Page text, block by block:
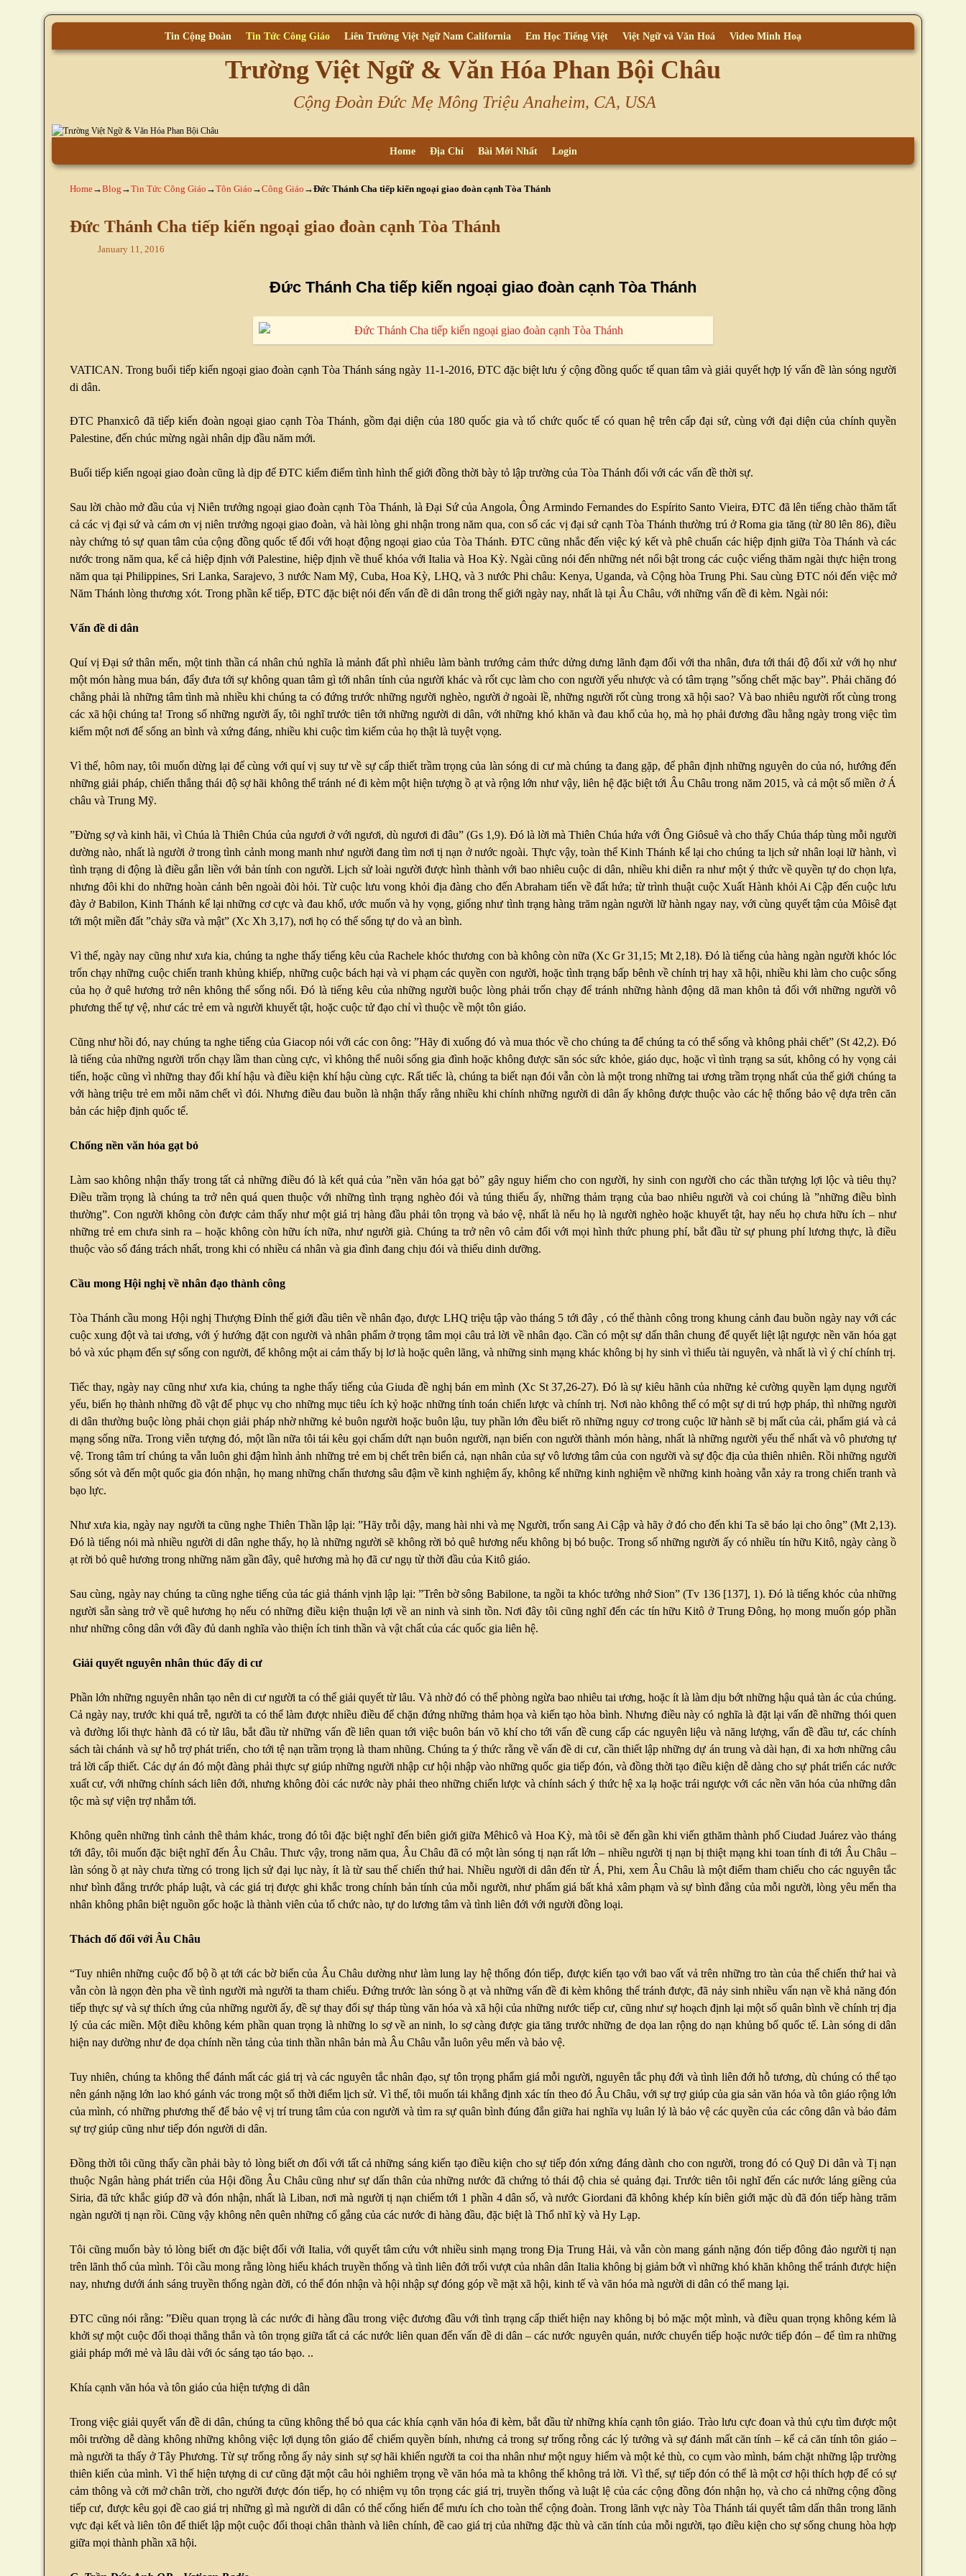
Tin Cộng Đoàn Tin Tức Công Giáo Liên Trường Việt Ngữ Nam California Em Học Tiếng Việt Việt Ngữ và Văn Hoá Video Minh Hoạ
Trường Việt Ngữ & Văn Hóa Phan Bội Châu
Cộng Đoàn Đức Mẹ Mông Triệu Anaheim, CA, USA
Home Địa Chỉ Bài Mới Nhất Login
Home→Blog →Tin Tức Công Giáo →Tôn Giáo →Công Giáo →Đức Thánh Cha tiếp kiến ngoại giao đoàn cạnh Tòa Thánh
Đức Thánh Cha tiếp kiến ngoại giao đoàn cạnh Tòa Thánh
January 11, 2016
Đức Thánh Cha tiếp kiến ngoại giao đoàn cạnh Tòa Thánh
VATICAN. Trong buổi tiếp kiến ngoại giao đoàn cạnh Tòa Thánh sáng ngày 11-1-2016, ĐTC đặc biệt lưu ý cộng đồng quốc tế quan tâm và giải quyết hợp lý vấn đề làn sóng người
di dân.
ĐTC Phanxicô đã tiếp kiến đoàn ngoại giao cạnh Tòa Thánh, gồm đại diện của 180 quốc gia và tổ chức quốc tế có quan hệ trên cấp đại sứ, cùng với đại diện của chính quyền
Palestine, đến chúc mừng ngài nhân dịp đầu năm mới.
Buổi tiếp kiến ngoại giao đoàn cũng là dịp để ĐTC kiểm điểm tình hình thế giới đồng thời bày tỏ lập trường của Tòa Thánh đối với các vấn đề thời sự.
Sau lời chào mở đầu của vị Niên trưởng ngoại giao đoàn cạnh Tòa Thánh, là Đại Sứ của Angola, Ông Armindo Fernandes do Espírito Santo Vieira, ĐTC đã lên tiếng chào thăm tất
cả các vị đại sứ và cám ơn vị niên trưởng ngoại giao đoàn, và hài lòng ghi nhận trong năm qua, con số các vị đại sứ cạnh Tòa Thánh thường trú ở Roma gia tăng (từ 80 lên 86), điều
này chứng tỏ sự quan tâm của cộng đồng quốc tế đối với hoạt động ngoại giao của Tòa Thánh. ĐTC cũng nhắc đến việc ký kết và phê chuẩn các hiệp định giữa Tòa Thánh và các
nước trong năm qua, kể cả hiệp định với Palestine, hiệp định về thuế khóa với Italia và Hoa Kỳ. Ngài cũng nói đến những nét nổi bật trong các cuộc viếng thăm ngài thực hiện trong
năm qua tại Philippines, Sri Lanka, Sarajevo, 3 nước Nam Mỹ, Cuba, Hoa Kỳ, LHQ, và 3 nước Phi châu: Kenya, Uganda, và Cộng hòa Trung Phi. Sau cùng ĐTC nói đến việc mở
Năm Thánh lòng thương xót. Trong phần kế tiếp, ĐTC đặc biệt nói đến vấn đề di dân trong thế giới ngày nay, nhất là tại Âu Châu, với những vấn đề đi kèm. Ngài nói:
Vấn đề di dân
Quí vị Đại sứ thân mến, một tinh thần cá nhân chủ nghĩa là mảnh đất phì nhiêu làm bành trướng cảm thức dửng dưng lãnh đạm đối với tha nhân, đưa tới thái độ đối xử với họ như
một món hàng mua bán, đẩy đưa tới sự không quan tâm gì tới nhân tính của người khác và rốt cục làm cho con người yếu nhược và có tâm trạng ”sống chết mặc bay”. Phải chăng đó
chẳng phải là những tâm tình mà nhiều khi chúng ta có đứng trước những người nghèo, người ở ngoài lề, những người rốt cùng trong xã hội sao? Và bao nhiêu người rốt cùng trong
các xã hội chúng ta! Trong số những người ấy, tôi nghĩ trước tiên tới những người di dân, với những khó khăn và đau khổ của họ, mà họ phải đương đầu hằng ngày trong việc tìm
kiếm một nơi để sống an bình và xứng đáng, nhiều khi cuộc tìm kiếm của họ thật là tuyệt vọng.
Vì thế, hôm nay, tôi muốn dừng lại để cùng với quí vị suy tư về sự cấp thiết trầm trọng của làn sóng di cư mà chúng ta đang gặp, để phân định những nguyên do của nó, hướng đến
những giải pháp, chiến thắng thái độ sợ hãi không thể tránh né đi kèm một hiện tượng ồ ạt và rộng lớn như vậy, liên hệ đặc biệt tới Âu Châu trong năm 2015, và cả một số miền ở Á
châu và Trung Mỹ.
”Đừng sợ và kinh hãi, vì Chúa là Thiên Chúa của ngươi ở với ngươi, dù ngươi đi đâu” (Gs 1,9). Đó là lời mà Thiên Chúa hứa với Ông Giôsuê và cho thấy Chúa tháp tùng mỗi người
dường nào, nhất là người ở trong tình cảnh mong manh như người đang tìm nơi tị nạn ở nước ngoài. Thực vậy, toàn thể Kinh Thánh kể lại cho chúng ta lịch sử nhân loại lữ hành, vì
tình trạng di động là điều gắn liền với bản tính con người. Lịch sử loài người được hình thành với bao nhiêu cuộc di dân, nhiều khi diễn ra như một ý thức về quyền tự do chọn lựa,
nhưng đôi khi do những hoàn cảnh bên ngoài đòi hỏi. Từ cuộc lưu vong khỏi địa đàng cho đến Abraham tiến về đất hứa; từ trình thuật cuộc Xuất Hành khỏi Ai Cập đến cuộc lưu
đày ở Babilon, Kinh Thánh kể lại những cơ cực và đau khổ, ước muốn và hy vọng, giống như tình trạng hàng trăm ngàn người lữ hành ngay nay, với cùng quyết tậm của Môisê đạt
tới một miền đất ”chảy sữa và mật” (Xc Xh 3,17), nơi họ có thể sống tự do và an bình.
Vì thế, ngày nay cũng như xưa kia, chúng ta nghe thấy tiếng kêu của Rachele khóc thương con bà không còn nữa (Xc Gr 31,15; Mt 2,18). Đó là tiếng của hàng ngàn người khóc lóc
trốn chạy những cuộc chiến tranh khủng khiếp, những cuộc bách hại và vi phạm các quyền con người, hoặc tình trạng bấp bênh về chính trị hay xã hội, nhiều khi làm cho cuộc sống
của họ ở quê hương trở nên không thể sống nổi. Đó là tiếng kêu của những người buộc lòng phải trốn chạy để tránh những hành động dã man khôn tả đối với những người vô
phương thế tự vệ, như các trẻ em và người khuyết tật, hoặc cuộc tử đạo chỉ vì thuộc về một tôn giáo.
Cũng như hồi đó, nay chúng ta nghe tiếng của Giacop nói với các con ông: ”Hãy đi xuống đó và mua thóc về cho chúng ta để chúng ta có thể sống và không phải chết” (St 42,2). Đó
là tiếng của những người trốn chạy lầm than cùng cực, vì không thể nuôi sống gia đình hoặc không được săn sóc sức khỏe, giáo dục, hoặc vì tình trạng sa sút, không có hy vọng cải
tiến, hoặc cũng vì những thay đổi khí hậu và điều kiện khí hậu cùng cực. Rất tiếc là, chúng ta biết nạn đói vẫn còn là một trong những tai ương trầm trọng nhất của thế giới chúng ta
với hàng triệu trẻ em mỗi năm chết vì đói. Nhưng điều đau buồn là nhận thấy rằng nhiều khi chính những người di dân ấy không được thuộc vào các hệ thống bảo vệ dựa trên căn
bản các hiệp định quốc tế.
Chống nền văn hóa gạt bỏ
Làm sao không nhận thấy trong tất cả những điều đó là kết quả của ”nền văn hóa gạt bỏ” gây nguy hiểm cho con người, hy sinh con người cho các thần tượng lợi lộc và tiêu thụ?
Điều trầm trọng là chúng ta trở nên quá quen thuộc với những tình trạng nghèo đói và túng thiếu ấy, những thảm trạng của bao nhiêu người và coi chúng là ”những điều bình
thường”. Con người không còn được cảm thấy như một giá trị hàng đầu phải tôn trọng và bảo vệ, nhất là nếu họ là người nghèo hoặc khuyết tật, hay nếu họ chưa hữu ích – như
những trẻ em chưa sinh ra – hoặc không còn hữu ích nữa, như người già. Chúng ta trở nên vô cảm đối với mọi hình thức phung phí, bắt đầu từ sự phung phí lương thực, là điều
thuộc vào số đáng trách nhất, trong khi có nhiều cá nhân và gia đình đang chịu đói và thiếu dinh dưỡng.
Cầu mong Hội nghị về nhân đạo thành công
Tòa Thánh cầu mong Hội nghị Thượng Đỉnh thế giới đầu tiên về nhân đạo, được LHQ triệu tập vào tháng 5 tới đây , có thể thành công trong khung cảnh đau buồn ngày nay với các
cuộc xung đột và tai ương, với ý hướng đặt con người và nhân phẩm ở trọng tâm mọi câu trả lời về nhân đạo. Cần có một sự dấn thân chung để quyết liệt lật ngược nền văn hóa gạt
bỏ và xúc phạm đến sự sống con người, để không một ai cảm thấy bị lơ là hoặc quên lãng, và những sinh mạng khác không bị hy sinh vì thiếu tài nguyên, và nhất là vì ý chí chính trị.
Tiếc thay, ngày nay cũng như xưa kia, chúng ta nghe thấy tiếng của Giuda đề nghị bán em mình (Xc St 37,26-27). Đó là sự kiêu hãnh của những kẻ cường quyền lạm dụng người
yếu, biến họ thành những đồ vật để phục vụ cho những mục tiêu ích kỷ hoặc những tính toán chiến lược và chính trị. Nơi nào không thể có một sự di trú hợp pháp, thì những người
di dân thường buộc lòng phải chọn giải pháp nhờ những kẻ buôn người hoặc buôn lậu, tuy phần lớn đều biết rõ những nguy cơ trong cuộc lữ hành sẽ bị mất của cải, phẩm giá và cả
mạng sống nữa. Trong viễn tượng đó, một lần nữa tôi tái kêu gọi chấm dứt nạn buôn người, nạn biến con người thành món hàng, nhất là những người yếu thế nhất và vô phương tự
vệ. Trong tâm trí chúng ta vẫn luôn ghi đậm hình ảnh những trẻ em bị chết trên biển cả, nạn nhân của sự vô lương tâm của con người và sự độc địa của thiên nhiên. Rồi những người
sống sót và đến một quốc gia đón nhận, họ mang những chấn thương sâu đậm về kinh nghiệm ấy, không kể những kinh nghiệm về những kinh hoàng vẫn xảy ra trong chiến tranh và
bạo lực.
Như xưa kia, ngày nay người ta cũng nghe Thiên Thần lập lại: ”Hãy trỗi dậy, mang hài nhi và mẹ Người, trốn sang Ai Cập và hãy ở đó cho đến khi Ta sẽ báo lại cho ông” (Mt 2,13).
Đó là tiếng nói mà nhiều người di dân nghe thấy, họ là những người sẽ không rời bỏ quê hương nếu không bị bó buộc. Trong số những người ấy có nhiều tín hữu Kitô, ngày càng ồ
ạt rời bỏ quê hương trong những năm gần đây, quê hương mà họ đã cư ngụ từ thời đầu của Kitô giáo.
Sau cùng, ngày nay chúng ta cũng nghe tiếng của tác giả thánh vịnh lập lại: ”Trên bờ sông Babilone, ta ngồi ta khóc tưởng nhớ Sion” (Tv 136 [137], 1). Đó là tiếng khóc của những
người sẵn sàng trở về quê hương họ nếu có những điều kiện thuận lợi về an ninh và sinh tồn. Nơi đây tôi cũng nghĩ đến các tín hữu Kitô ở Trung Đông, họ mong muốn góp phần
như những công dân với đầy đủ danh nghĩa vào thiện ích tinh thần và vật chất của các quốc gia liên hệ.
Giải quyết nguyên nhân thúc đẩy di cư
Phần lớn những nguyên nhân tạo nên di cư người ta có thể giải quyết từ lâu. Và nhờ đó có thể phòng ngừa bao nhiêu tai ương, hoặc ít là làm dịu bớt những hậu quả tàn ác của chúng.
Cả ngày nay, trước khi quá trễ, người ta có thể làm được nhiều điều để chặn đứng những thảm họa và kiến tạo hòa bình. Nhưng điều này có nghĩa là đặt lại vấn đề những thói quen
và đường lối thực hành đã có từ lâu, bắt đầu từ những vấn đề liên quan tới việc buôn bán võ khí cho tới vấn đề cung cấp các nguyên liệu và năng lượng, vấn đề đầu tư, các chính
sách tài chánh và sự hỗ trợ phát triển, cho tới tệ nạn trầm trọng là tham nhũng. Chúng ta ý thức rằng về vấn đề di cư, cần thiết lập những dự án trung và dài hạn, đi xa hơn những câu
trả lời cấp thiết. Các dự án đó một đàng phải thực sự giúp những người nhập cư hội nhập vào những quốc gia tiếp đón, và đồng thời tạo điều kiện dễ dàng cho sự phát triển các nước
xuất cư, với những chính sách liên đới, nhưng không đòi các nước này phải theo những chiến lược và chính sách ý thức hệ xa lạ hoặc trái ngược với các nền văn hóa của những dân
tộc mà sự viện trợ nhắm tới.
Không quên những tình cảnh thê thảm khác, trong đó tôi đặc biệt nghĩ đến biên giới giữa Mêhicô và Hoa Kỳ, mà tôi sẽ đến gần khi viến gthăm thành phố Ciudad Juárez vào tháng
tới đây, tôi muốn đặc biệt nghĩ đến Âu Châu. Thưc vậy, trong năm qua, Âu Châu đã có một làn sóng tị nạn rất lớn – nhiều người tị nạn bị thiệt mạng khi toan tính đi tới Âu Châu –
làn sóng ồ ạt này chưa từng có trong lịch sử đại lục này, ít là từ sau thế chiến thứ hai. Nhiều người di dân đến từ Á, Phi, xem Âu Châu là một điểm tham chiếu cho các nguyên tắc
như bình đẳng trước pháp luật, và các giá trị được ghi khắc trong chính bản tính của mỗi người, như phẩm giá bất khả xâm phạm và sự bình đẳng của mỗi người, lòng yêu mến tha
nhân không phân biệt nguồn gốc hoặc là thành viên của tổ chức nào, tự do lương tâm và tình liên đới với người đồng loại.
Thách đố đối với Âu Châu
“Tuy nhiên những cuộc đổ bộ ồ ạt tới các bờ biển của Âu Châu dường như làm lung lay hệ thống đón tiếp, được kiến tạo với bao vất vả trên những tro tàn của thế chiến thứ hai và
vẫn còn là ngọn đèn pha về tình người mà người ta tham chiếu. Đứng trước làn sóng ồ ạt và những vấn đề đi kèm không thể tránh được, đã nảy sinh nhiều vấn nạn về khả năng đón
tiếp thực sự và sự thích ứng của những người ấy, đề sự thay đổi sự tháp tùng văn hóa và xã hội của những nước tiếp cư, cũng như sự hoạch định lại một số quân bình về chính trị địa
lý của các miền. Một điều không kém phần quan trọng là những lo sợ về an ninh, lo sợ càng được gia tăng trước những đe dọa lan rộng do nạn khủng bố quốc tế. Làn sóng di dân
hiện nay dường như đe dọa chính nền tảng của tinh thần nhân bản mà Âu Châu vẫn luôn yêu mến và bảo vệ.
Tuy nhiên, chúng ta không thể đánh mất các giá trị và các nguyên tắc nhân đạo, sự tôn trọng phẩm giá mỗi người, nguyên tắc phụ đới và tình liên đới hỗ tương, dù chúng có thể tạo
nên gánh nặng lớn lao khó gánh vác trong một số thời điểm lịch sử. Vì thế, tôi muốn tái khẳng định xác tín theo đó Âu Châu, với sự trợ giúp của gia sản văn hóa và tôn giáo rộng lớn
của mình, có những phương thế để bảo vệ vị trí trung tâm của con người và tìm ra sự quân bình đúng đắn giữa hai nghĩa vụ luân lý là bảo vệ các quyền của các công dân và bảo đảm
sự trợ giúp cũng như tiếp đón người di dân.
Đồng thời tôi cũng thấy cần phải bày tỏ lòng biết ơn đối với tất cả những sáng kiến tạo điều kiện cho sự tiếp đón xứng đáng dành cho con người, trong đó có Quỹ Di dân và Tị nạn
thuộc Ngân hàng phát triển của Hội đồng Âu Châu cũng như sự dấn thân của những nước đã chứng tỏ thái độ chia sẻ quảng đại. Trước tiên tôi nghĩ đến các nước láng giềng của
Siria, đã tức khắc giúp đỡ và đón nhận, nhất là Liban, nơi mà người tị nạn chiếm tới 1 phần 4 dân số, và nước Giordani đã không khép kín biên giới mặc dù đã đón tiếp hàng trăm
ngàn người tị nạn rồi. Cũng vậy không nên quên những cố gắng của các nước đi hàng đầu, đặc biệt là Thổ nhĩ kỳ và Hy Lạp.
Tôi cũng muốn bày tỏ lòng biết ơn đặc biệt đối với Italia, với quyết tâm cứu vớt nhiều sinh mạng trong Địa Trung Hải, và vẫn còn mang gánh nặng đón tiếp đông đảo người tị nạn
trên lãnh thổ của mình. Tôi cầu mong rằng lòng hiếu khách truyền thống và tình liên đới trổi vượt của nhân dân Italia không bị giảm bớt vì những khó khăn không thể tránh được hiện
nay, nhưng dưới ánh sáng truyền thống ngàn đời, có thể đón nhận và hội nhập sự đóng góp về mặt xã hội, kinh tế và văn hóa mà người di dân có thể mang lại.
ĐTC cũng nói rằng: ”Điều quan trọng là các nước đi hàng đầu trong việc đương đầu với tình trạng cấp thiết hiện nay không bị bỏ mặc một mình, và điều quan trọng không kém là
khởi sự một cuộc đối thoại thẳng thắn và tôn trọng giữa tất cả các nước liên quan đến vấn đề di dân – các nước nguyên quán, nước chuyển tiếp hoặc nước tiếp đón – để tìm ra những
giải pháp mới mẻ và lâu dài với óc sáng tạo táo bạo. ..
Khía cạnh văn hóa và tôn giáo của hiện tượng di dân
Trong việc giải quyết vấn đề di dân, chúng ta cũng không thể bỏ qua các khía cạnh văn hóa đi kèm, bắt đầu từ những khía cạnh tôn giáo. Trào lưu cực đoan và thủ cựu tìm được một
môi trường dễ dàng không những không việc lợi dụng tôn giáo để chiếm quyền bính, nhưng cả trong sự trống rỗng các lý tưởng và sự đánh mất căn tính – kể cả căn tính tôn giáo –
mà người ta thấy ở Tây Phương. Từ sự trống rỗng ấy nảy sinh sự sợ hãi khiến người ta coi tha nhân như một nguy hiểm và một kẻ thù, co cụm vào mình, bám chặt những lập trường
thiên kiến của mình. Vì thế hiện tượng di cư cũng đặt một câu hỏi nghiêm trọng về văn hóa mà ta không thể không trả lời. Vì thế, sự tiếp đón có thể là một cơ hội thích hợp để có sự
cảm thông và cởi mở chân trời, cho người được đón tiếp, họ có nhiệm vụ tôn trọng các giá trị, truyền thống và luật lệ của các cộng đồng đón nhận họ, và cho cả những cộng đồng
tiếp cư, được kêu gọi đề cao giá trị những gì mà người di dân có thể cống hiến để mưu ích cho toàn thể cộng đoàn. Trong lãnh vực này Tòa Thánh tái quyết tâm dấn thân trong lãnh
vực đại kết và liên tôn để thiết lập một cuộc đối thoại chân thành và liên chính, đề cao giá trị của những đặc thù và căn tính của mỗi người, tạo điều kiện cho sự sống chung hòa hợp
giữa mọi thành phần xã hội.